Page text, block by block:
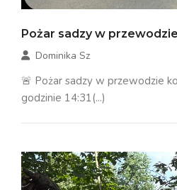
Pożar sadzy w
Dominika Sz
🚨 Pożar sadzy w przewodzie
godzinie 14:31(...)